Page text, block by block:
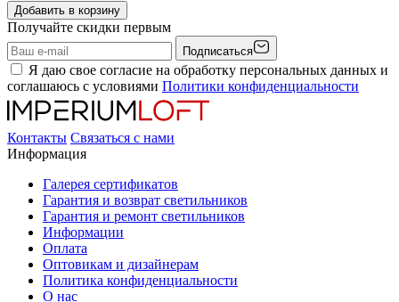
Добавить в корзину
Получайте скидки первым
Подписаться
Я даю свое согласие на обработку персональных данных и
соглашаюсь с условиями Политики конфиденциальности
Контакты Связаться с нами
Информация
Галерея сертификатов
Гарантия и возврат светильников
Гарантия и ремонт светильников
Информации
Оплата
Оптовикам и дизайнерам
Политика конфиденциальности
О нас